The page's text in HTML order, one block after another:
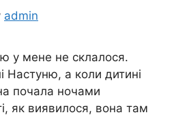
admin
у мене не склалося.
Настуню, а коли дитині
почала ночами
як виявилося, вона там